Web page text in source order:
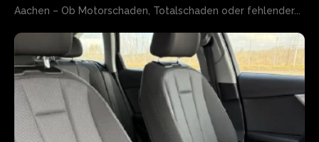
Aachen – Ob Motorschaden, Totalschaden oder fehlender...